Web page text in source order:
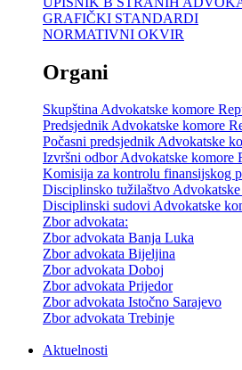
GRAFIČKI STANDARDI
NORMATIVNI OKVIR
Organi
Skupština Advokatske komore
Predsjednik Advokatske komore
Počasni predsjednik Advokatske
Izvršni odbor Advokatske komore
Komisija za kontrolu finansijskog
Disciplinsko tužilaštvo
Disciplinski sudovi Advokatske
Zbor advokata:
Zbor advokata Banja Luka
Zbor advokata Bijeljina
Zbor advokata Doboj
Zbor advokata Prijedor
Zbor advokata Istočno Sarajevo
Zbor advokata Trebinje
Aktuelnosti